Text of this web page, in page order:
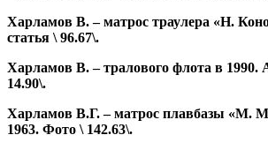
Харламов В. – матрос траулера «Н.
статья \ 96.67\.
Харламов В. – тралового флота в 1990.
14.90\.
Харламов В.Г. – матрос плавбазы «М.
1963. Фото \ 142.63\.